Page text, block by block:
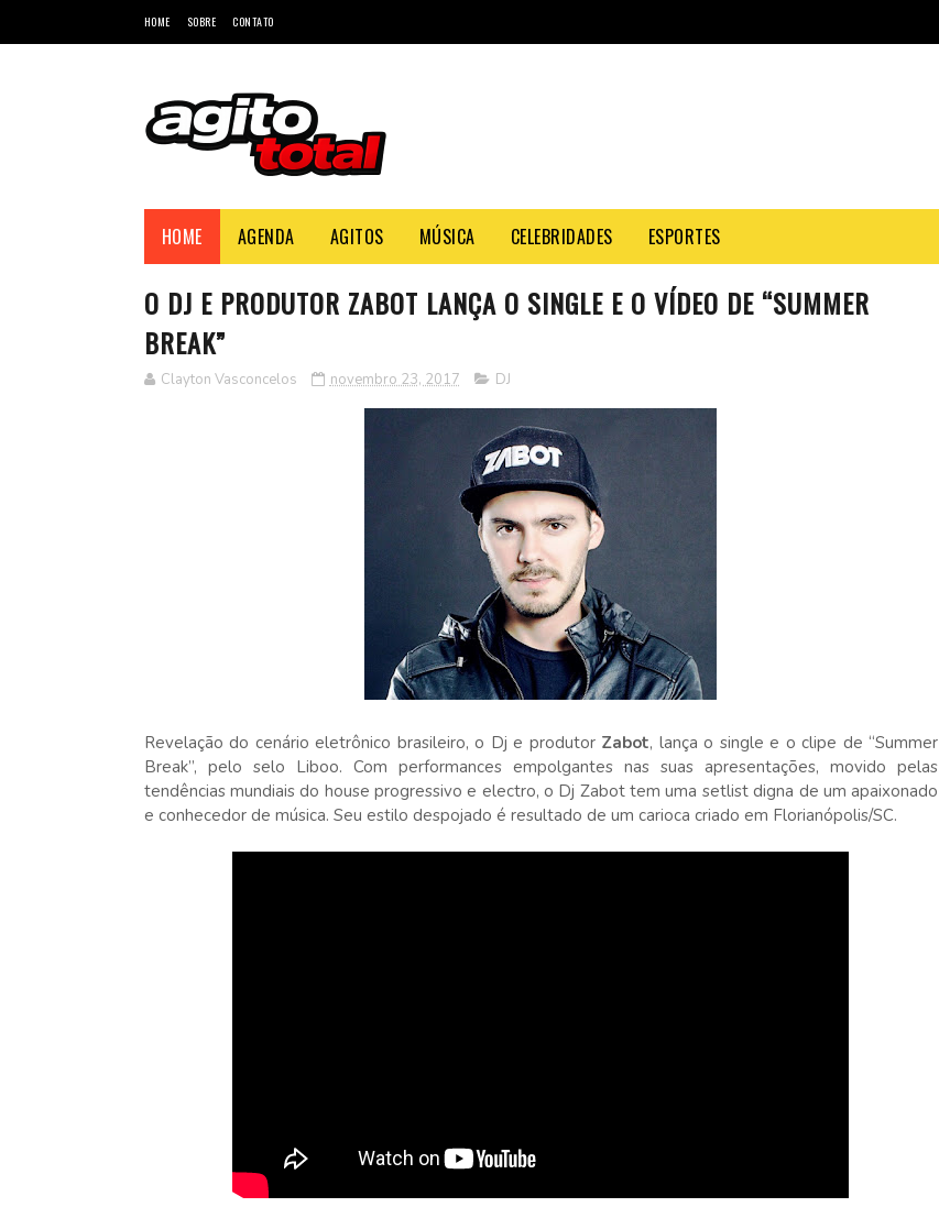
HOME SOBRE CONTATO
HOME AGENDA AGITOS MÚSICA CELEBRIDADES ESPORTES
O DJ E PRODUTOR ZABOT LANÇA O SINGLE E O VÍDEO DE “SUMMER
BREAK”
Clayton Vasconcelos novembro 23, 2017 DJ
Revelação do cenário eletrônico brasileiro, o Dj e produtor Zabot, lança o single e o clipe de “Summer
Break”, pelo selo Liboo. Com performances empolgantes nas suas apresentações, movido pelas
tendências mundiais do house progressivo e electro, o Dj Zabot tem uma setlist digna de um apaixonado
e conhecedor de música. Seu estilo despojado é resultado de um carioca criado em Florianópolis/SC.